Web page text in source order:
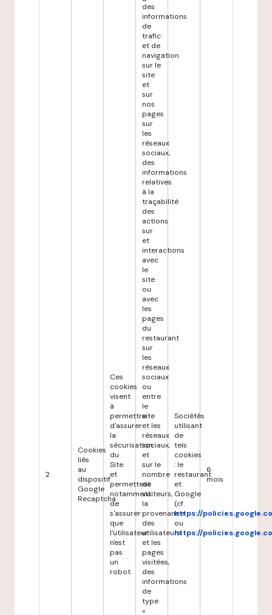
2
Cookies
liés
au
dispositif
Google
Recaptcha
Ces
cookies
visent
à
permettre
d'assurer
la
sécurisation
du
Site
et
permettent
notamment
de
s'assurer
que
l'utilisateur
n'est
pas
un
robot.
des
informations
de
trafic
et de
navigation
sur le
site
et
sur
nos
pages
sur
les
réseaux
sociaux,
des
informations
relatives
à la
traçabilité
des
actions
sur
et
interactions
avec
le
site
ou
avec
les
pages
du
restaurant
sur
les
réseaux
sociaux
ou
entre
le
site
et les
réseaux
sociaux,
et
sur le
nombre
de
visiteurs,
la
provenance
des
utilisateurs
et les
pages
visitées,
des
informations
de
type
«
Sociétés
utilisant
de
tels
cookies
: le
restaurant
et
Google
(cf.
https://
ou
https://
6
mois